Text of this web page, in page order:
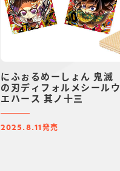
にふぉるめーしょん 鬼滅
の刃ディフォルメシールウ
エハース 其ノ十三
2025.8.11 発売